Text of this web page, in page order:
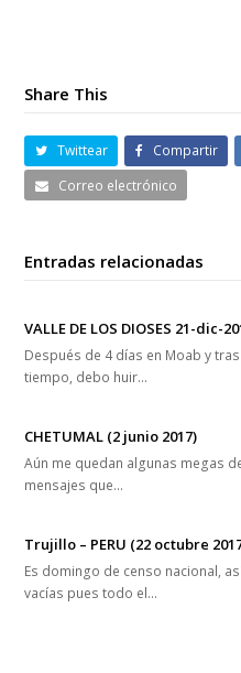
Share This
Twittear Compartir
Correo electrónico
Entradas relacionadas
VALLE DE LOS DIOSES 21-dic-
Después de 4 días en Moab y
tiempo, debo huir…
CHETUMAL (2 junio 2017)
Aún me quedan algunas megas
mensajes que…
Trujillo – PERU (22 octubre
Es domingo de censo nacional,
vacías pues todo el…